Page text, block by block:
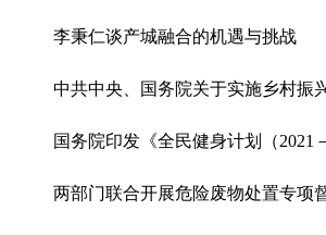
李秉仁谈产城融合的机遇与挑战
中共中央、国务院关于实施乡村振
国务院印发《全民健身计划（2021
两部门联合开展危险废物处置专项